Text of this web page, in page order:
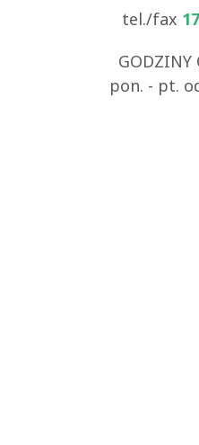
tel./fax
GODZINY
pon. - pt.